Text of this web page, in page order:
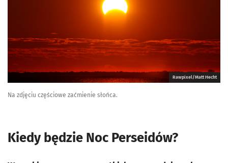
Rawpixel/Matt Hecht
Na zdjęciu częściowe zaćmienie słońca.
Kiedy będzie Noc Perseidów?